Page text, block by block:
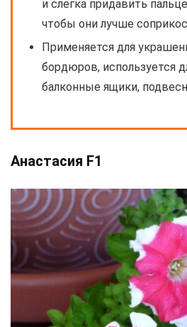
и слегка придавить
чтобы они лучше
Применяется для
бордюров, используется
балконные ящики,
Анастасия F1